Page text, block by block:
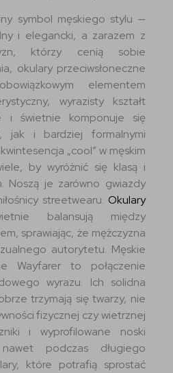
symbol męskiego stylu —
i elegancki, a zarazem z
którzy cenią sobie
okulary przeciwsłoneczne
elementem
wyrazisty kształt
i świetnie komponuje się
jak i bardziej formalnymi
„cool” w męskim
by wyróżnić się klasą i
Noszą je zarówno gwiazdy
streetwearu. Okulary
balansują między
sprawiając, że mężczyzna
autorytetu. Męskie
Wayfarer to połączenie
wyrazu. Ich solidna
trzymają się twarzy, nie
fizycznej czy wietrznej
i wyprofilowane noski
podczas długiego
które potrafią sprostać